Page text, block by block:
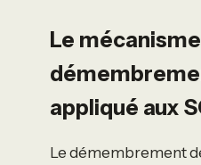
Le
appliqué aux
Le démembrement